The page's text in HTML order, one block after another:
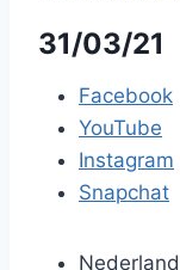
31/03/21
Facebook
YouTube
Instagram
Snapchat